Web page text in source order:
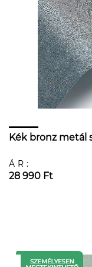
Kék bronz metál
ÁR:
28 990 Ft